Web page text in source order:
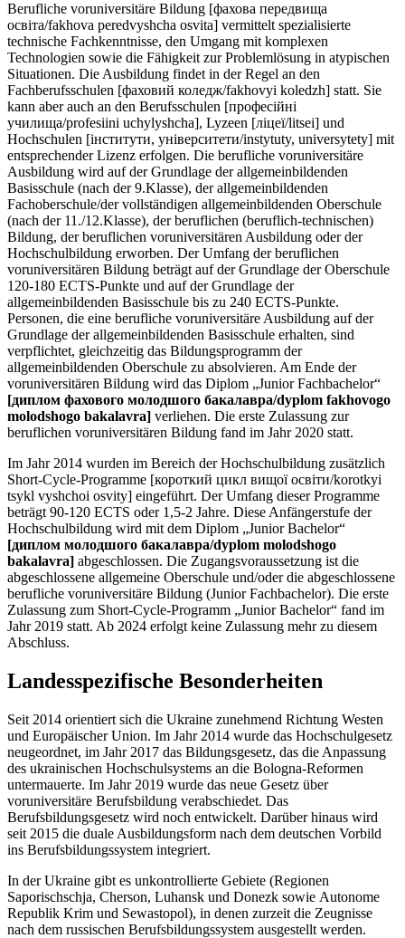
Berufliche voruniversitäre Bildung [фахова передвища
освіта/fakhova peredvyshcha osvita] vermittelt spezialisierte
technische Fachkenntnisse, den Umgang mit komplexen
Technologien sowie die Fähigkeit zur Problemlösung in atypischen
Situationen. Die Ausbildung findet in der Regel an den
Fachberufsschulen [фаховий коледж/fakhovyi koledzh] statt. Sie
kann aber auch an den Berufsschulen [професійні
училища/profesiini uchylyshcha], Lyzeen [ліцеї/litsei] und
Hochschulen [інститути, університети/instytuty, universytety] mit
entsprechender Lizenz erfolgen. Die berufliche voruniversitäre
Ausbildung wird auf der Grundlage der allgemeinbildenden
Basisschule (nach der 9.Klasse), der allgemeinbildenden
Fachoberschule/der vollständigen allgemeinbildenden Oberschule
(nach der 11./12.Klasse), der beruflichen (beruflich-technischen)
Bildung, der beruflichen voruniversitären Ausbildung oder der
Hochschulbildung erworben. Der Umfang der beruflichen
voruniversitären Bildung beträgt auf der Grundlage der Oberschule
120-180 ECTS-Punkte und auf der Grundlage der
allgemeinbildenden Basisschule bis zu 240 ECTS-Punkte.
Personen, die eine berufliche voruniversitäre Ausbildung auf der
Grundlage der allgemeinbildenden Basisschule erhalten, sind
verpflichtet, gleichzeitig das Bildungsprogramm der
allgemeinbildenden Oberschule zu absolvieren. Am Ende der
voruniversitären Bildung wird das Diplom „Junior Fachbachelor“
[диплом фахового молодшого бакалавра/dyplom fakhovogo
molodshogo bakalavra] verliehen. Die erste Zulassung zur
beruflichen voruniversitären Bildung fand im Jahr 2020 statt.
Im Jahr 2014 wurden im Bereich der Hochschulbildung zusätzlich
Short-Cycle-Programme [короткий цикл вищої освіти/korotkyi
tsykl vyshchoi osvity] eingeführt. Der Umfang dieser Programme
beträgt 90-120 ECTS oder 1,5-2 Jahre. Diese Anfängerstufe der
Hochschulbildung wird mit dem Diplom „Junior Bachelor“
[диплом молодшого бакалавра/dyplom molodshogo
bakalavra] abgeschlossen. Die Zugangsvoraussetzung ist die
abgeschlossene allgemeine Oberschule und/oder die abgeschlossene
berufliche voruniversitäre Bildung (Junior Fachbachelor). Die erste
Zulassung zum Short-Cycle-Programm „Junior Bachelor“ fand im
Jahr 2019 statt. Ab 2024 erfolgt keine Zulassung mehr zu diesem
Abschluss.
Landesspezifische Besonderheiten
Seit 2014 orientiert sich die Ukraine zunehmend Richtung Westen
und Europäischer Union. Im Jahr 2014 wurde das Hochschulgesetz
neugeordnet, im Jahr 2017 das Bildungsgesetz, das die Anpassung
des ukrainischen Hochschulsystems an die Bologna-Reformen
untermauerte. Im Jahr 2019 wurde das neue Gesetz über
voruniversitäre Berufsbildung verabschiedet. Das
Berufsbildungsgesetz wird noch entwickelt. Darüber hinaus wird
seit 2015 die duale Ausbildungsform nach dem deutschen Vorbild
ins Berufsbildungssystem integriert.
In der Ukraine gibt es unkontrollierte Gebiete (Regionen
Saporischschja, Cherson, Luhansk und Donezk sowie Autonome
Republik Krim und Sewastopol), in denen zurzeit die Zeugnisse
nach dem russischen Berufsbildungssystem ausgestellt werden.